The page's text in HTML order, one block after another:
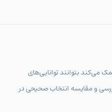
می‌کند بتوانند توانایی‌های
و مقایسه انتخاب‌ صحیحی در